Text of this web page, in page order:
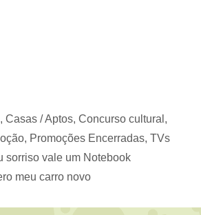
, Casas / Aptos, Concurso cultural ,
, Promoções Encerradas, TVs
sorriso vale um Notebook
meu carro novo